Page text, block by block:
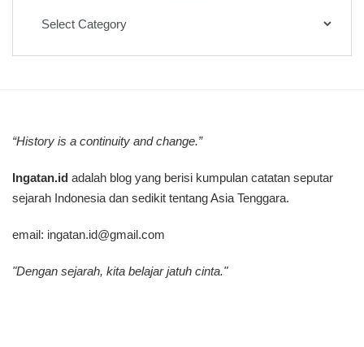
“History is a continuity and change.”
Ingatan.id adalah blog yang berisi kumpulan catatan seputar
sejarah Indonesia dan sedikit tentang Asia Tenggara.
email: ingatan.id@gmail.com
"Dengan sejarah, kita belajar jatuh cinta."